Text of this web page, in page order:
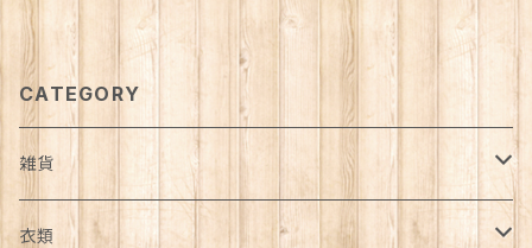
CATEGORY
雑貨
日用品雑貨
衣類